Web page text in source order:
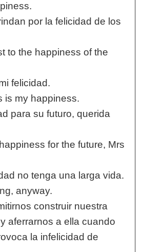
por la felicidad de los
to the happiness of the
felicidad.
is my happiness.
para su futuro, querida
for the future, Mrs
no tenga una larga vida.
anyway.
construir nuestra
aferrarnos a ella cuando
la infelicidad de